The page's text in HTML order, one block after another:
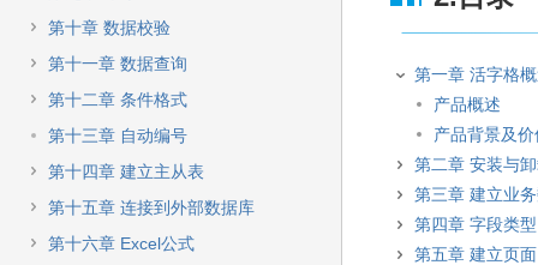
第十章 数据校验
第十一章 数据查询
第十二章 条件格式
第十三章 自动编号
第十四章 建立主从表
第十五章 连接到外部数据库
第十六章 Excel公式
第一章 活字格
产品概述
产品背景及价
第二章 安装与
第三章 建立业
第四章 字段类型
第五章 建立页面